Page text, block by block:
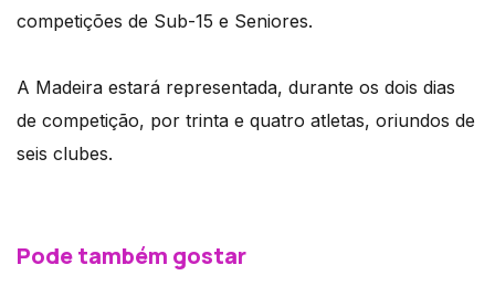
competições de Sub-15 e Seniores.
A Madeira estará representada, durante os dois dias
de competição, por trinta e quatro atletas, oriundos de
seis clubes.
Pode também gostar